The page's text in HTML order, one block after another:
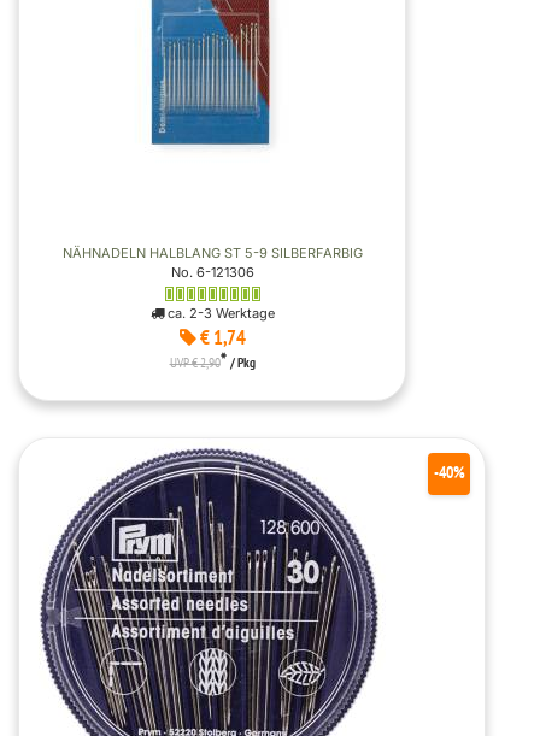
NÄHNADELN HALBLANG ST 5-9 SILBERFARBIG
No. 6-121306
ca. 2-3 Werktage
€ 1,74
UVP € 2,90* / Pkg
-40%